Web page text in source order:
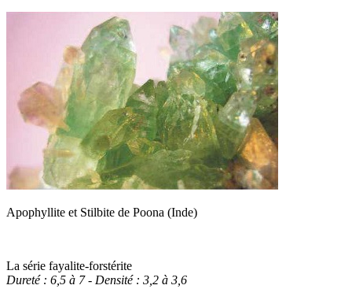
Apophyllite et Stilbite de Poona (Inde)
La série fayalite-forstérite
Dureté : 6,5 à 7 - Densité : 3,2 à 3,6